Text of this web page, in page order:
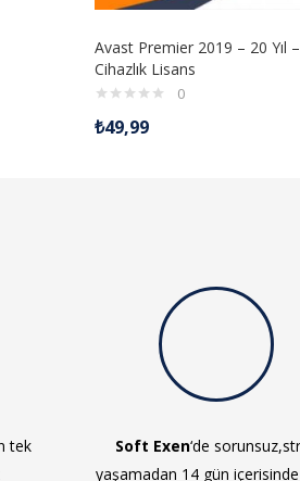
Avast Premier 2019 – 20 Yıl
Cihazlık Lisans
0
₺49,99
tek
Soft Exen‘de
yaşamadan 14 gün